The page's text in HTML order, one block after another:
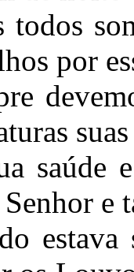
todos
por
saúde
e
estava